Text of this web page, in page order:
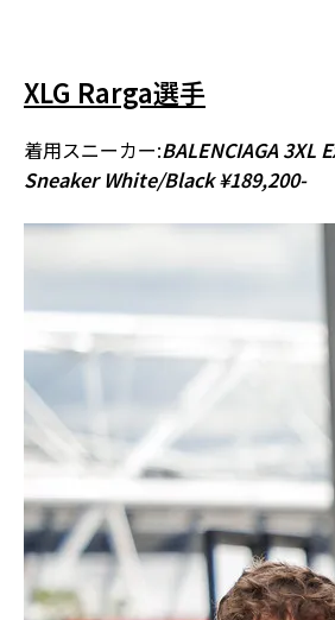
XLG Rarga選手
着用スニーカー:BALENCIAGA 3XL
Sneaker White/Black ¥189,200-